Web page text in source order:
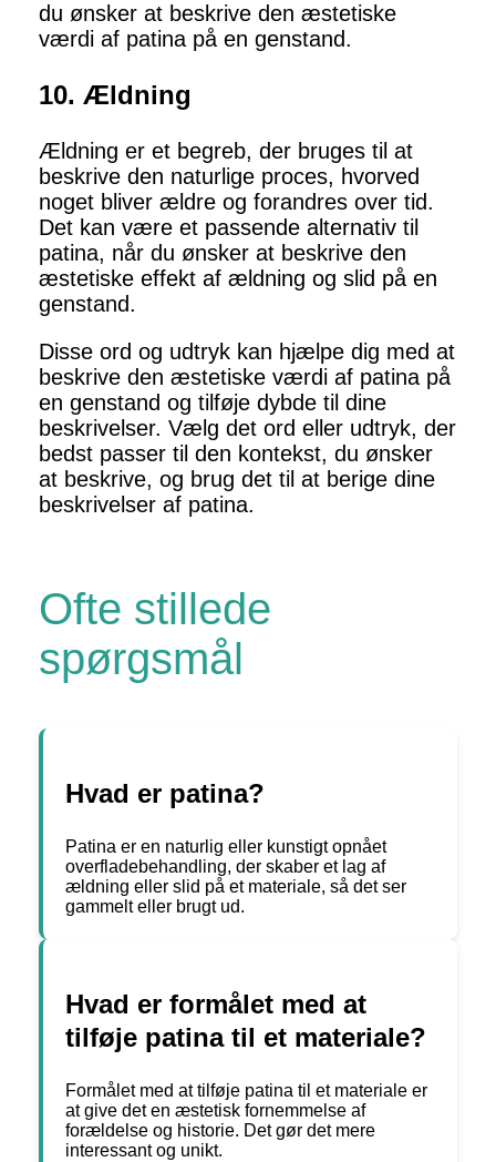
du ønsker at beskrive den æstetiske
værdi af patina på en genstand.
10. Ældning
Ældning er et begreb, der bruges til at
beskrive den naturlige proces, hvorved
noget bliver ældre og forandres over tid.
Det kan være et passende alternativ til
patina, når du ønsker at beskrive den
æstetiske effekt af ældning og slid på en
genstand.
Disse ord og udtryk kan hjælpe dig med at
beskrive den æstetiske værdi af patina på
en genstand og tilføje dybde til dine
beskrivelser. Vælg det ord eller udtryk, der
bedst passer til den kontekst, du ønsker
at beskrive, og brug det til at berige dine
beskrivelser af patina.
Ofte stillede
spørgsmål
Hvad er patina?
Patina er en naturlig eller kunstigt opnået
overfladebehandling, der skaber et lag af
ældning eller slid på et materiale, så det ser
gammelt eller brugt ud.
Hvad er formålet med at
tilføje patina til et materiale?
Formålet med at tilføje patina til et materiale er
at give det en æstetisk fornemmelse af
forældelse og historie. Det gør det mere
interessant og unikt.